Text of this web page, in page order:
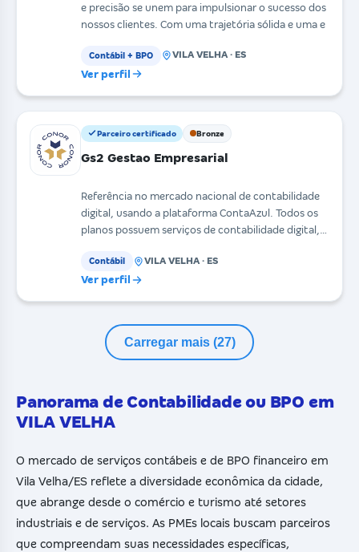
e precisão se unem para impulsionar o sucesso dos
nossos clientes. Com uma trajetória sólida e uma e
Contábil + BPO VILA VELHA · ES
Ver perfil
Parceiro certificado Bronze
Gs2 Gestao Empresarial
Referência no mercado nacional de contabilidade
digital, usando a plataforma ContaAzul. Todos os
planos possuem serviços de contabilidade digital,
Contábil VILA VELHA · ES
Ver perfil
Carregar mais (27)
Panorama de Contabilidade ou BPO em
VILA VELHA
O mercado de serviços contábeis e de BPO financeiro em
Vila Velha/ES reflete a diversidade econômica da cidade,
que abrange desde o comércio e turismo até setores
industriais e de serviços. As PMEs locais buscam parceiros
que compreendam suas necessidades específicas,